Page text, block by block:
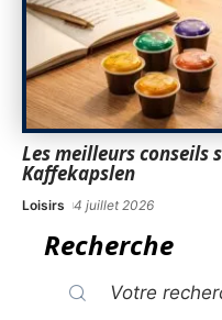
Les meilleurs conseils
Kaffekapslen
Loisirs 4 juillet 2026
Recherche